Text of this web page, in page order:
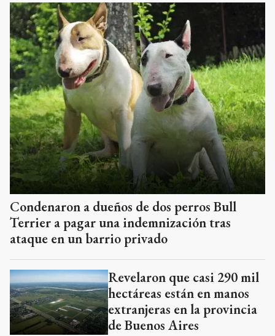
Condenaron a dueños de dos perros Bull
Terrier a pagar una indemnización tras
ataque en un barrio privado
Revelaron que casi 290 mil
hectáreas están en manos
extranjeras en la provincia
de Buenos Aires